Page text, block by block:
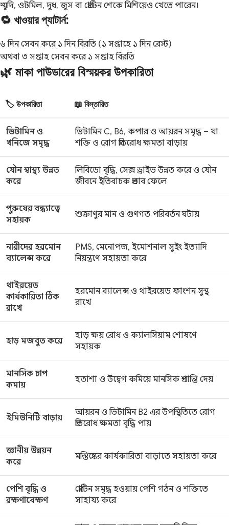
স্মুদি, ওটমিল, দুধ, জুস বা প্রোটিন শেকে মিশিয়েও খেতে পারেন।
🔁 খাওয়ার প্যাটার্ন:
৬ দিন সেবন করে ১ দিন বিরতি (১ সপ্তাহে ১ দিন রেস্ট)
অথবা ৩ সপ্তাহ সেবন করে ১ সপ্তাহ বিরতি
🌿 মাকা পাউডারের বিস্ময়কর উপকারিতা
🏷️ উপকারিতা 📖 বিস্তারিত
ভিটামিন ও
খনিজে সমৃদ্ধ
ভিটামিন C, B6, কপার ও আয়রন সমৃদ্ধ – যা
শক্তি ও রোগ প্রতিরোধ ক্ষমতা বাড়ায়
যৌন স্বাস্থ্য উন্নত
করে
লিবিডো বৃদ্ধি, সেক্স ড্রাইভ উন্নত করে ও যৌন
জীবনে ইতিবাচক প্রভাব ফেলে
পুরুষের বন্ধ্যাত্বে
সহায়ক
শুক্রাণুর মান ও গুণগত পরিবর্তন ঘটায়
নারীদের হরমোন
ব্যালেন্স করে
PMS, মেনোপজ, ইমোশনাল সুইং ইত্যাদি
নিয়ন্ত্রণে সহায়তা করে
থাইরয়েড
কার্যকারিতা ঠিক
রাখে
হরমোন ব্যালেন্স ও থাইরয়েড ফাংশন সুস্থ
রাখে
হাড় মজবুত করে
হাড় ক্ষয় রোধ ও ক্যালসিয়াম শোষণে
সহায়ক
মানসিক চাপ
কমায়
হতাশা ও উদ্বেগ কমিয়ে মানসিক প্রশান্তি দেয়
ইমিউনিটি বাড়ায়
আয়রন ও ভিটামিন B2 এর উপস্থিতিতে রোগ
প্রতিরোধ ক্ষমতা বৃদ্ধি পায়
জ্ঞানীয় উন্নয়ন
করে
মস্তিষ্কের কার্যকারিতা বাড়াতে সহায়তা করে
পেশি বৃদ্ধি ও
রক্ষণাবেক্ষণ
প্রোটিন সমৃদ্ধ হওয়ায় পেশি গঠন ও শক্তিতে
সাহায্য করে